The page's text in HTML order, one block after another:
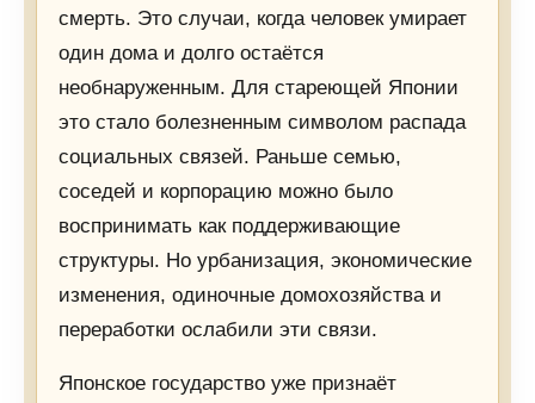
смерть. Это случаи, когда человек умирает
один дома и долго остаётся
необнаруженным. Для стареющей Японии
это стало болезненным символом распада
социальных связей. Раньше семью,
соседей и корпорацию можно было
воспринимать как поддерживающие
структуры. Но урбанизация, экономические
изменения, одиночные домохозяйства и
переработки ослабили эти связи.
Японское государство уже признаёт